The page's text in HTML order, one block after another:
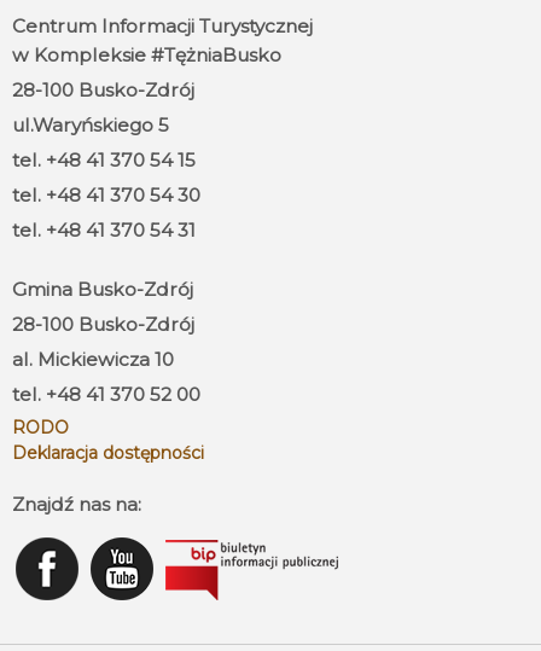
Centrum Informacji Turystycznej
w Kompleksie #TężniaBusko
28-100 Busko-Zdrój
ul.Waryńskiego 5
tel. +48 41 370 54 15
tel. +48 41 370 54 30
tel. +48 41 370 54 31
Gmina Busko-Zdrój
28-100 Busko-Zdrój
al. Mickiewicza 10
tel. +48 41 370 52 00
RODO
Deklaracja dostępności
Znajdź nas na: